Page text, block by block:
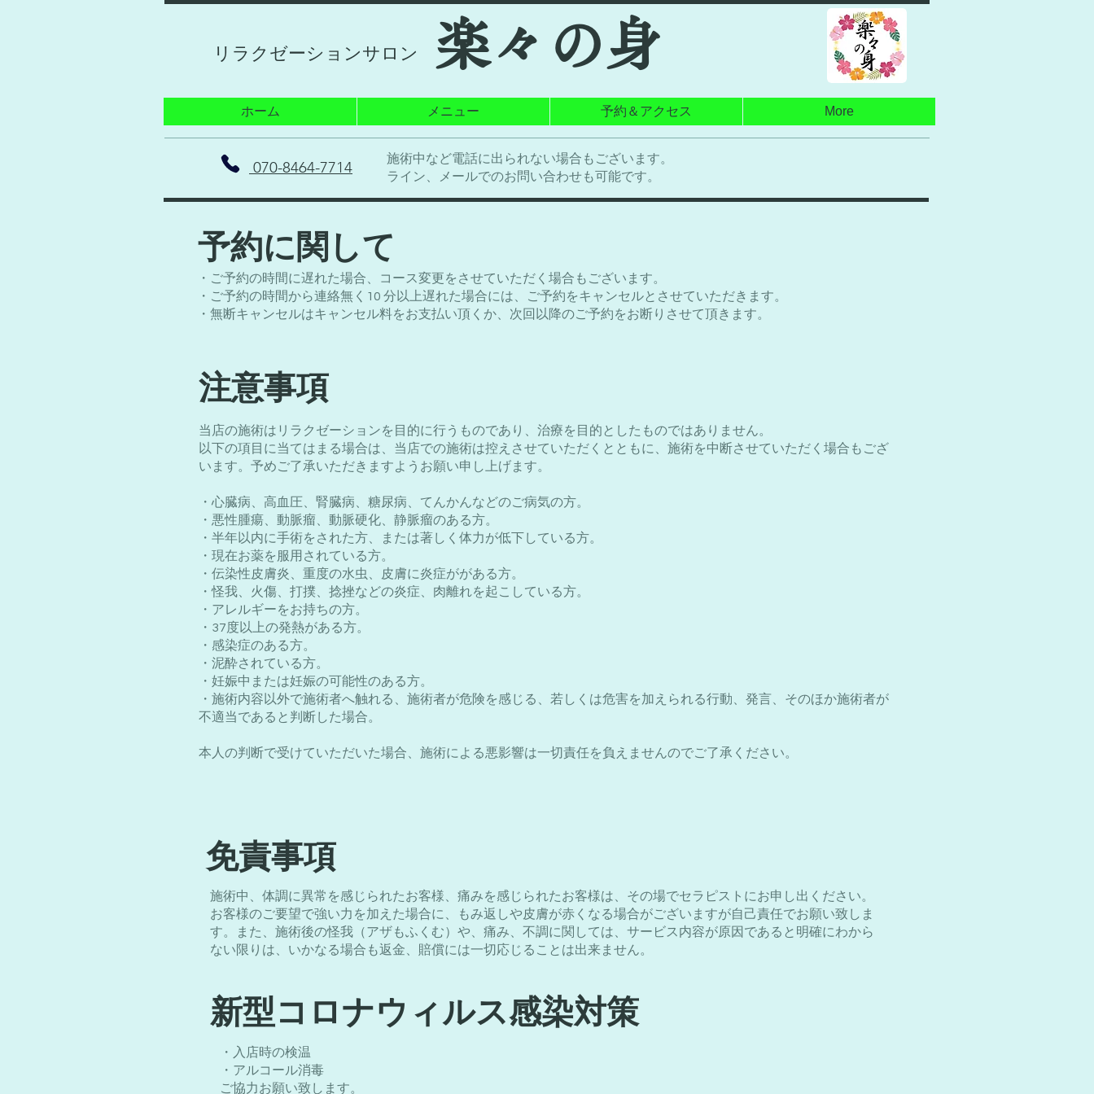
​楽々の身
リラクゼーションサロン
タップで電話
​メニュー
ホーム メニュー 予約＆アクセス More
070-8464-7714
施術中など電話に出られない場合もございます。​
ライン、メールでのお問い合わせも可能です。
​予約に関して
・ご予約の時間に遅れた場合、コース変更をさせていただく場合もございます。
・ご予約の時間から連絡無く10 分以上遅れた場合には、ご予約をキャンセルとさせていただきます。
・無断キャンセルはキャンセル料をお支払い頂くか、次回以降のご予約をお断りさせて頂きます。
​注意事項
当店の施術はリラクゼーションを目的に行うものであり、治療を目的としたものではありません。
以下の項目に当てはまる場合は、当店での施術は控えさせていただくとともに、施術を中断させていただく場合もござ
います。予めご了承いただきますようお願い申し上げます。
・心臓病、高血圧、腎臓病、糖尿病、てんかんなどのご病気の方。
・悪性腫瘍、動脈瘤、動脈硬化、静脈瘤のある方。
・半年以内に手術をされた方、または著しく体力が低下している方。
・現在お薬を服用されている方。
・伝染性皮膚炎、重度の水虫、皮膚に炎症ががある方。
・怪我、火傷、打撲、捻挫などの炎症、肉離れを起こしている方。
・アレルギーをお持ちの方。
・37度以上の発熱がある方。
・感染症のある方。
・泥酔されている方。
・妊娠中または妊娠の可能性のある方。
・施術内容以外で施術者へ触れる、施術者が危険を感じる、若しくは危害を加えられる行動、発言、そのほか施術者が
不適当であると判断した場合。
本人の判断で受けていただいた場合、施術による悪影響は一切責任を負えませんのでご了承ください。
​免責事項
施術中、体調に異常を感じられたお客様、痛みを感じられたお客様は、その場でセラピストにお申し出ください。
お客様のご要望で強い力を加えた場合に、もみ返しや皮膚が赤くなる場合がございますが自己責任でお願い致しま
す。また、施術後の怪我（アザもふくむ）や、痛み、不調に関しては、サービス内容が原因であると明確にわから
ない限りは、いかなる場合も返金、賠償には一切応じることは出来ません。
​新型コロナウィルス感染対策
・入店時の検温
・アルコール消毒
​ご協力お願い致します。